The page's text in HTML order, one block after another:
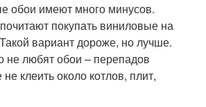
обои имеют много минусов.
покупать виниловые на
вариант дороже, но лучше.
не любят обои – перепадов
клеить около котлов, плит,